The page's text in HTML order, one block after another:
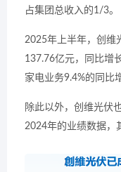
占集团总收入的1/3。
2025年上半年，创维
137.76亿元，同比增
家电业务9.4%的同比
除此以外，创维光伏
2024年的业绩数据，